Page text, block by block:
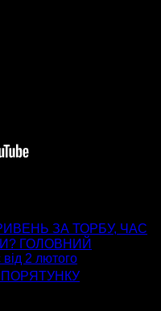
ЗА ТОРБУ, ЧАС
ГОЛОВНИЙ
2 лютого
ПОРЯТУНКУ